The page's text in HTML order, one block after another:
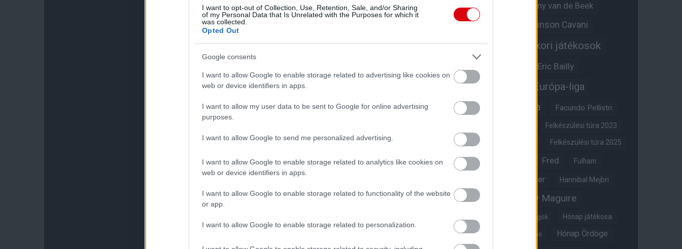
I want to opt-out of Collection, Use, Retention, Sale, and/or Sharing
of my Personal Data that Is Unrelated with the Purposes for which it
was collected.
Opted Out
Google consents
I want to allow Google to enable storage related to advertising like cookies on
web or device identifiers in apps.
I want to allow my user data to be sent to Google for online advertising
purposes.
I want to allow Google to send me personalized advertising.
I want to allow Google to enable storage related to analytics like cookies on
web or device identifiers in apps.
I want to allow Google to enable storage related to functionality of the website
or app.
I want to allow Google to enable storage related to personalization.
Diogo Dalot
Donny van de Beek
Edinson Cavani
Edzői stáb Egykori játékosok
Eric Bailly
Erik ten Hag Európa-liga
Everton FA-kupa Facundo Pellistri
Felkészülési túra 2023
Felkészülési túra 2024 Felkészülési túra 2025
Felkészülési túra 2026 Fred Fulham
Glazer Hannibal Mejbri
Harry Amass Harry Maguire
Híres magyar Vörös Ördögök Hónap játékosa
Hónap legjobbja szavazás Hónap Ördöge